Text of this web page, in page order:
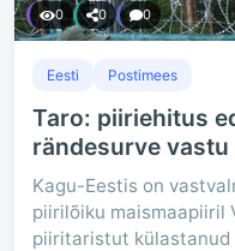
0 0 0
Eesti Postimees
Taro: piiriehitus
rändesurve vastu
Kagu-Eestis on
piirilõiku maismaapiiril
piiritaristut külastanud